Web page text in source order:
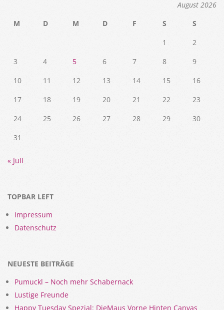
August 2026
M
D M D F S
S
1
2
3
4 5 6 7 8
9
10
11 12 13 14 15
16
17
18 19 20 21 22
23
24
25 26 27 28 29
30
31
« Juli
TOPBAR LEFT
Impressum
Datenschutz
NEUESTE BEITRÄGE
Pumuckl – Noch mehr Schabernack
Lustige Freunde
Happy Tuesday Spezial: DieMaus Vorne Hinten Canvas